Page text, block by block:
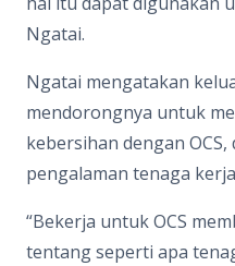
Ngatai.
Ngatai mengatakan
mendorongnya untuk
kebersihan dengan
pengalaman tenaga
“Bekerja untuk OCS
tentang seperti apa